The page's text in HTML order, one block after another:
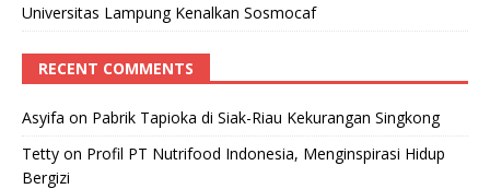
Universitas Lampung Kenalkan Sosmocaf
RECENT COMMENTS
Asyifa on Pabrik Tapioka di Siak-Riau Kekurangan Singkong
Tetty on Profil PT Nutrifood Indonesia, Menginspirasi Hidup
Bergizi